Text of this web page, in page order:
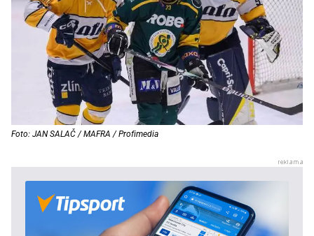
Foto: JAN SALAČ / MAFRA / Profimedia